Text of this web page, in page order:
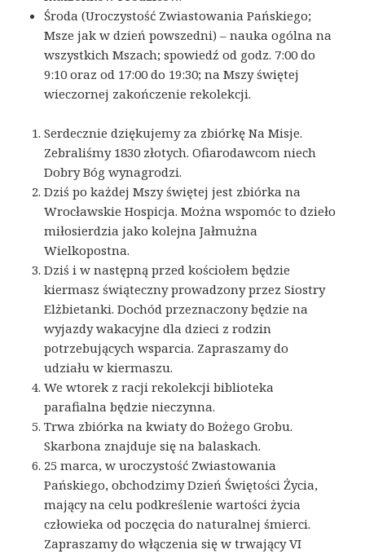
Środa (Uroczystość Zwiastowania Pańskiego;
Msze jak w dzień powszedni) – nauka ogólna na
wszystkich Mszach; spowiedź od godz. 7:00 do
9:10 oraz od 17:00 do 19:30; na Mszy świętej
wieczornej zakończenie rekolekcji.
Serdecznie dziękujemy za zbiórkę Na Misje.
Zebraliśmy 1830 złotych. Ofiarodawcom niech
Dobry Bóg wynagrodzi.
Dziś po każdej Mszy świętej jest zbiórka na
Wrocławskie Hospicja. Można wspomóc to dzieło
miłosierdzia jako kolejna Jałmużna
Wielkopostna.
Dziś i w następną przed kościołem będzie
kiermasz świąteczny prowadzony przez Siostry
Elżbietanki. Dochód przeznaczony będzie na
wyjazdy wakacyjne dla dzieci z rodzin
potrzebujących wsparcia. Zapraszamy do
udziału w kiermaszu.
We wtorek z racji rekolekcji biblioteka
parafialna będzie nieczynna.
Trwa zbiórka na kwiaty do Bożego Grobu.
Skarbona znajduje się na balaskach.
25 marca, w uroczystość Zwiastowania
Pańskiego, obchodzimy Dzień Świętości Życia,
mający na celu podkreślenie wartości życia
człowieka od poczęcia do naturalnej śmierci.
Zapraszamy do włączenia się w trwający VI